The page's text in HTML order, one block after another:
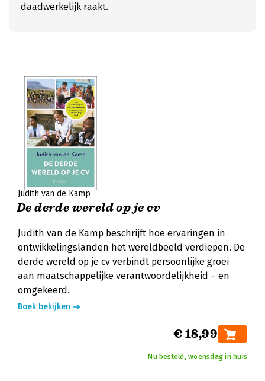
daadwerkelijk raakt.
Judith van de Kamp
De derde wereld op je cv
Judith van de Kamp beschrijft hoe ervaringen in
ontwikkelingslanden het wereldbeeld verdiepen. De
derde wereld op je cv verbindt persoonlijke groei
aan maatschappelijke verantwoordelijkheid – en
omgekeerd.
Boek bekijken
€ 18,99
Nu besteld, woensdag in huis